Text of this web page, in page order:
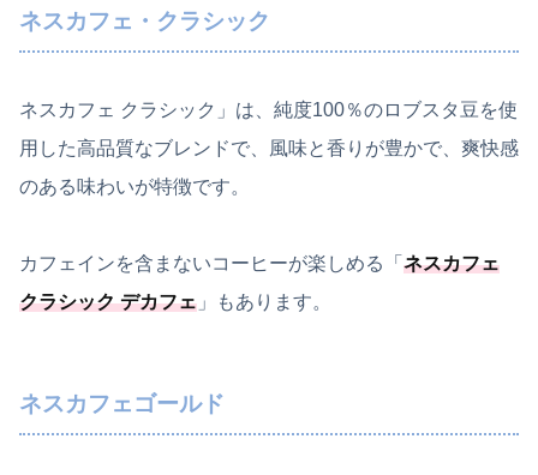
ネスカフェ・クラシック
ネスカフェ クラシック」は、純度100％のロブスタ豆を使
用した高品質なブレンドで、風味と香りが豊かで、爽快感
のある味わいが特徴です。
カフェインを含まないコーヒーが楽しめる「 ネスカフェ
クラシック デカフェ 」もあります。
ネスカフェゴールド